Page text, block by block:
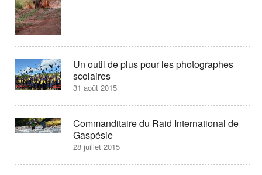
Un outil de plus pour les photographes
scolaires
31 août 2015
Commanditaire du Raid International de
Gaspésie
28 juillet 2015